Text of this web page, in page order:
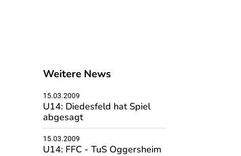
Weitere News
15.03.2009
U14: Diedesfeld hat Spiel
abgesagt
15.03.2009
U14: FFC - TuS Oggersheim